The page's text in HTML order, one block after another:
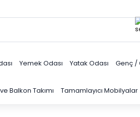
Yemek Odası Yatak Odası Genç /
Balkon Takımı Tamamlayıcı Mobilyalar